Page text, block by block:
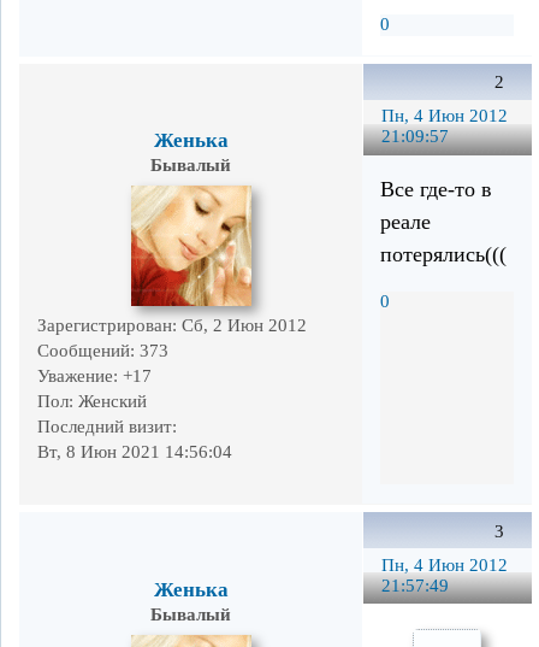
0
2
Пн, 4 Июн 2012
21:09:57
Женька
Бывалый
Зарегистрирован: Сб, 2 Июн 2012
Сообщений: 373
Уважение: +17
Пол: Женский
Последний визит:
Вт, 8 Июн 2021 14:56:04
Все где-то в
реале
потерялись(((
0
3
Пн, 4 Июн 2012
21:57:49
Женька
Бывалый